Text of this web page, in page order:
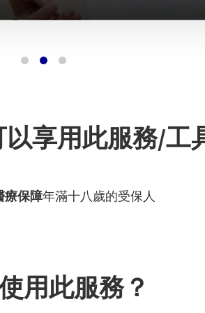
享用此服務/工
療保障年滿十八歲的受保人
用此服務？